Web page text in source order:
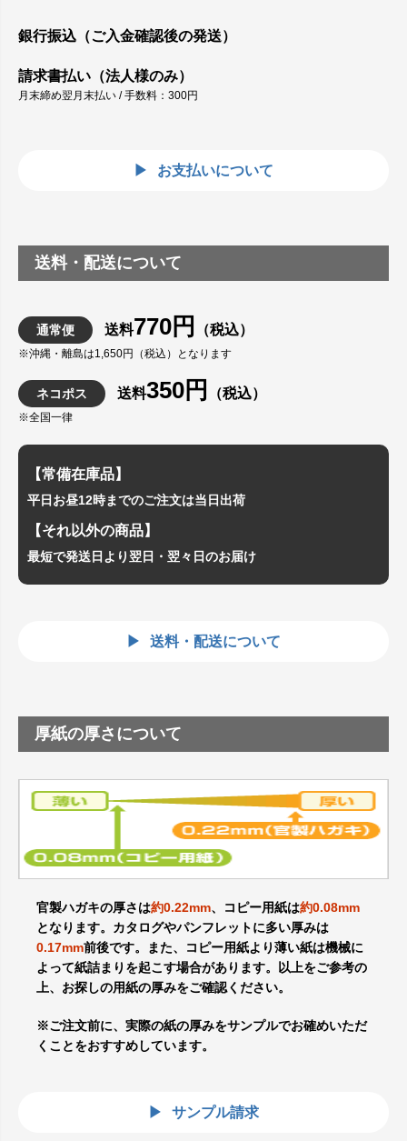
銀行振込（ご入金確認後の発送）
請求書払い（法人様のみ）
月末締め翌月末払い / 手数料：300円
お支払いについて
送料・配送について
通常便 送料770円 （税込）
※沖縄・離島は1,650円（税込）となります
ネコポス 送料350円 （税込）
※全国一律
【常備在庫品】
平日お昼12時までのご注文は当日出荷
【それ以外の商品】
最短で発送日より翌日・翌々日のお届け
送料・配送について
厚紙の厚さについて
官製ハガキの厚さは約0.22mm、コピー用紙は約0.08mm
となります。カタログやパンフレットに多い厚みは
0.17mm前後です。また、コピー用紙より薄い紙は機械に
よって紙詰まりを起こす場合があります。以上をご参考の
上、お探しの用紙の厚みをご確認ください。
※ご注文前に、実際の紙の厚みをサンプルでお確めいただ
くことをおすすめしています。
サンプル請求